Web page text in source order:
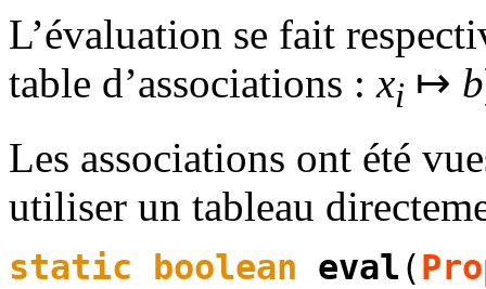
L’évaluation se fait
table d’associations :xi ↦ b
Les associations ont été
utiliser un tableau
static boolean eval(